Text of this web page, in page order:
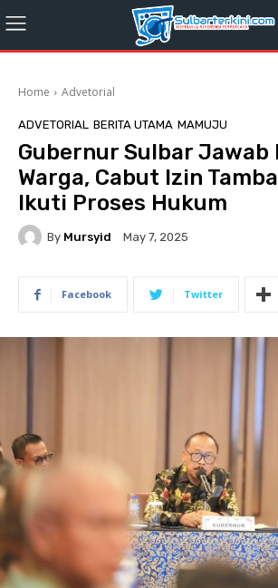
Home Advetorial
ADVETORIAL BERITA UTAMA MAMUJU
Gubernur Sulbar Jawab
Warga, Cabut Izin
Ikuti Proses Hukum
By Mursyid May 7, 2025
Facebook Twitter